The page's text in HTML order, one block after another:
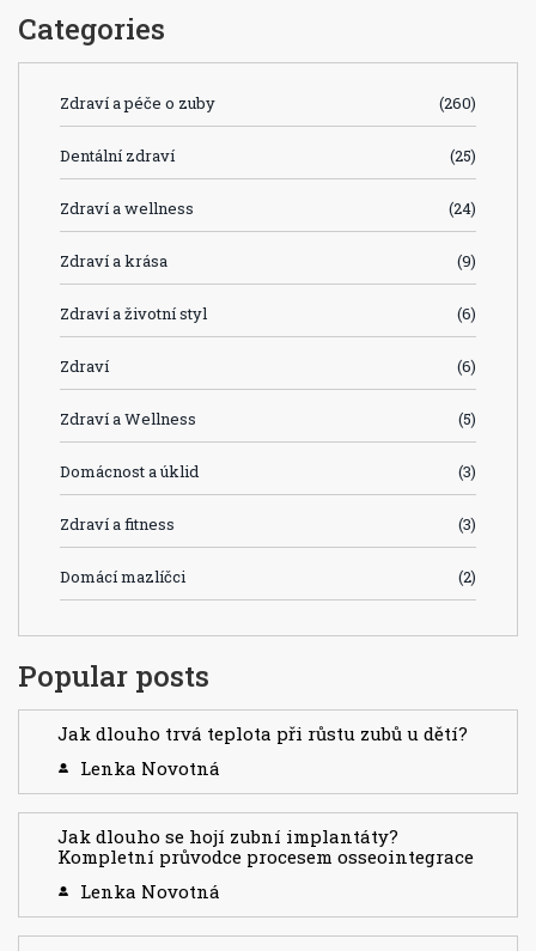
Categories
Zdraví a péče o zuby (260)
Dentální zdraví (25)
Zdraví a wellness (24)
Zdraví a krása (9)
Zdraví a životní styl (6)
Zdraví (6)
Zdraví a Wellness (5)
Domácnost a úklid (3)
Zdraví a fitness (3)
Domácí mazlíčci (2)
Popular posts
Jak dlouho trvá teplota při růstu zubů u dětí?
Lenka Novotná
Jak dlouho se hojí zubní implantáty?
Kompletní průvodce procesem osseointegrace
Lenka Novotná